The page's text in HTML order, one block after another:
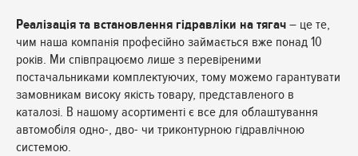
Реалізація та встановлення гідравліки на тягач – це те,
чим наша компанія професійно займається вже понад 10
років. Ми співпрацюємо лише з перевіреними
постачальниками комплектуючих, тому можемо гарантувати
замовникам високу якість товару, представленого в
каталозі. В нашому асортименті є все для облаштування
автомобіля одно-, дво- чи триконтурною гідравлічною
системою.